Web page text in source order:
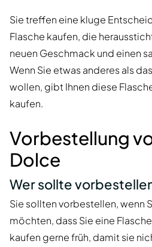
Sie treffen eine kluge
Flasche kaufen, die
neuen Geschmack und einen
Wenn Sie etwas anderes als
wollen, gibt Ihnen diese
kaufen.
Vorbestellung
Dolce
Wer sollte
Sie sollten vorbestellen, wenn
möchten, dass Sie eine
kaufen gerne früh, damit sie